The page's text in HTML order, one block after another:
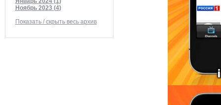
Ноябрь 2023 (4)
Показать / скрыть весь архив